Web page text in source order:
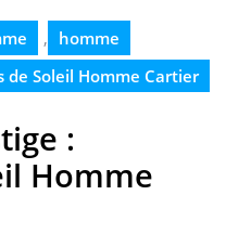
, homme
de Soleil Homme Cartier
:
Homme